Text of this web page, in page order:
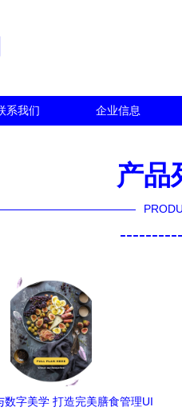
系我们 企业信息
产品
数字美学 打造完美膳食管理UI